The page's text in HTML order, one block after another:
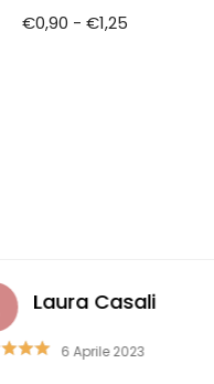
€0,90 - €1,25
Laura Casali
6 Aprile 2023